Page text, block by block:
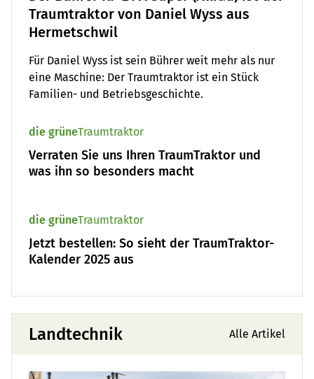
Traumtraktor von Daniel Wyss aus
Hermetschwil
Für Daniel Wyss ist sein Bührer weit mehr als nur
eine Maschine: Der Traumtraktor ist ein Stück
Familien- und Betriebsgeschichte.
die grüneTraumtraktor
Verraten Sie uns Ihren TraumTraktor und
was ihn so besonders macht
die grüneTraumtraktor
Jetzt bestellen: So sieht der TraumTraktor-
Kalender 2025 aus
Landtechnik Alle Artikel